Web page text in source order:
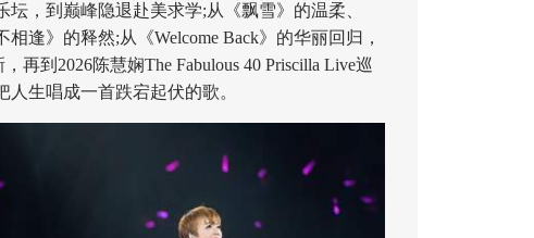
到巅峰隐退赴美求学;从《飘雪》的温柔、
逢》的释然;从《Welcome Back》的华丽回归，
再到2026陈慧娴The Fabulous 40 Priscilla Live巡
生唱成一首跌宕起伏的歌。